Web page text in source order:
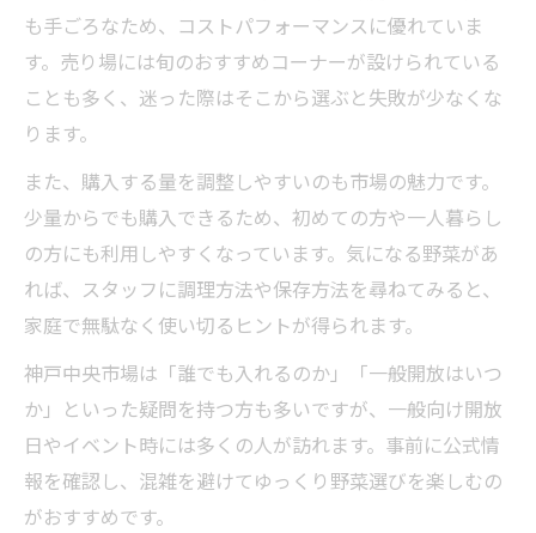
も手ごろなため、コストパフォーマンスに優れていま
す。売り場には旬のおすすめコーナーが設けられている
ことも多く、迷った際はそこから選ぶと失敗が少なくな
ります。
また、購入する量を調整しやすいのも市場の魅力です。
少量からでも購入できるため、初めての方や一人暮らし
の方にも利用しやすくなっています。気になる野菜があ
れば、スタッフに調理方法や保存方法を尋ねてみると、
家庭で無駄なく使い切るヒントが得られます。
神戸中央市場は「誰でも入れるのか」「一般開放はいつ
か」といった疑問を持つ方も多いですが、一般向け開放
日やイベント時には多くの人が訪れます。事前に公式情
報を確認し、混雑を避けてゆっくり野菜選びを楽しむの
がおすすめです。